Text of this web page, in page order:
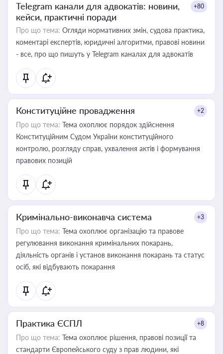
Telegram канали для адвокатів: новини,
кейси, практичні поради
+80
Про що тема: Огляди нормативних змін, судова практика,
коментарі експертів, юридичні алгоритми, правові новини
- все, про що пишуть у Telegram каналах для адвокатів
Конституційне провадження +2
Про що тема: Тема охоплює порядок здійснення
Конституційним Судом України конституційного
контролю, розгляду справ, ухвалення актів і формування
правових позицій
Кримінально-виконавча система +3
Про що тема: Тема охоплює організацію та правове
регулювання виконання кримінальних покарань,
діяльність органів і установ виконання покарань та статус
осіб, які відбувають покарання
Практика ЄСПЛ +8
Про що тема: Тема охоплює рішення, правові позиції та
стандарти Європейського суду з прав людини, які